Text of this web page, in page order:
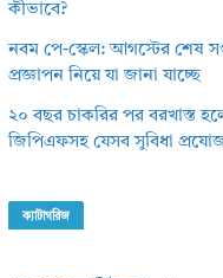
কীভাবে?
নবম পে-স্কেল: আগস্টের শেষ
প্রজ্ঞাপন নিয়ে যা জানা যাচ্ছে
২০ বছর চাকরির পর বরখাস্ত
জিপিএফসহ যেসব সুবিধা
ক্যাটাগরিজ